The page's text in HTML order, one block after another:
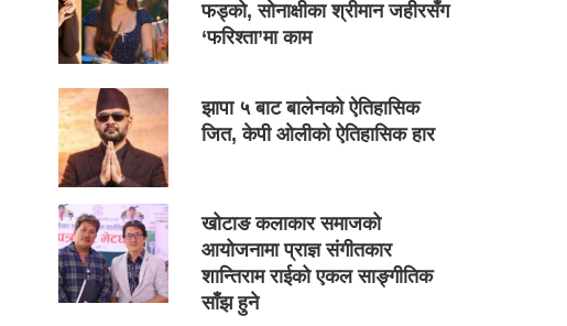
फड्को, सोनाक्षीका श्रीमान जहीरसँग
‘फरिश्ता’मा काम
झापा ५ बाट बालेनको ऐतिहासिक
जित, केपी ओलीको ऐतिहासिक हार
खोटाङ कलाकार समाजको
आयोजनामा प्राज्ञ संगीतकार
शान्तिराम राईको एकल साङ्गीतिक
साँझ हुने